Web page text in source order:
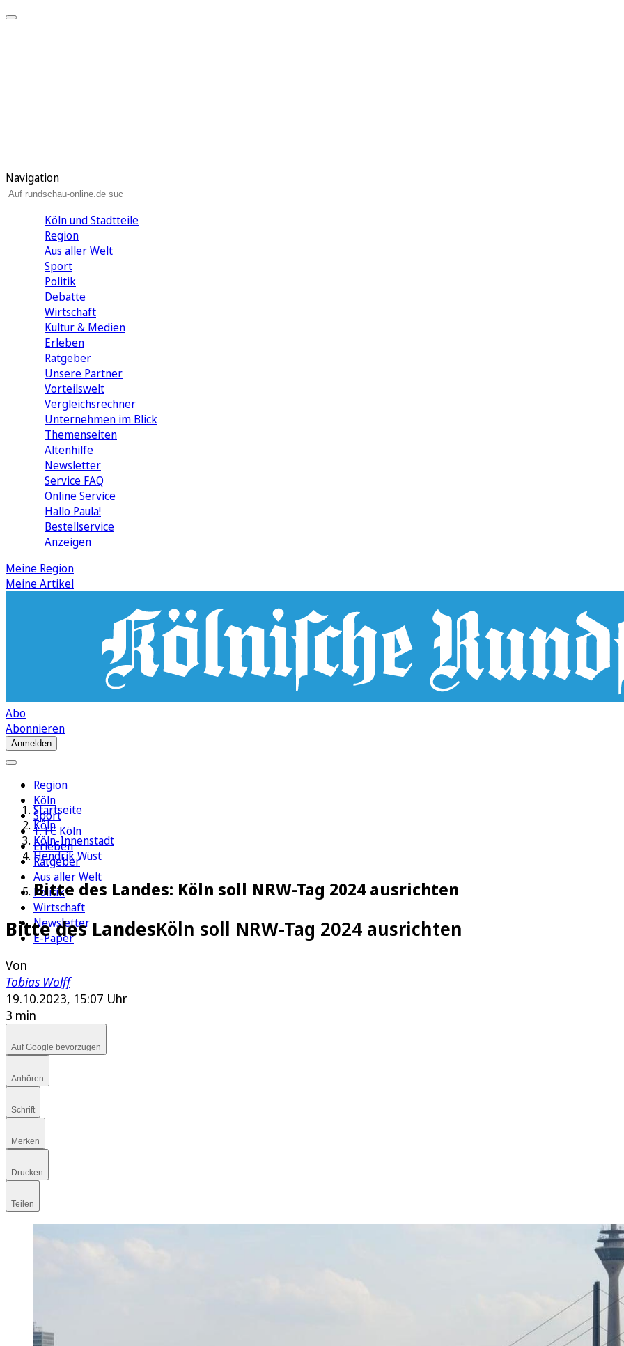
Navigation
Köln und Stadtteile
Region
Aus aller Welt
Sport
Politik
Debatte
Wirtschaft
Kultur & Medien
Erleben
Ratgeber
Unsere Partner
Vorteilswelt
Vergleichsrechner
Unternehmen im Blick
Themenseiten
Altenhilfe
Newsletter
Service FAQ
Online Service
Hallo Paula!
Bestellservice
Anzeigen
Meine Region
Meine Artikel
Abo
Abonnieren
Anmelden
Region
Köln
Sport
1. FC Köln
Erleben
Ratgeber
Aus aller Welt
Politik
Wirtschaft
Newsletter
E-Paper
Startseite
Köln
Köln-Innenstadt
Hendrik Wüst
Bitte des Landes: Köln soll NRW-Tag 2024 ausrichten
Bitte des LandesKöln soll NRW-Tag 2024 ausrichten
Von
Tobias Wolff
19.10.2023, 15:07 Uhr
3 min
Auf Google bevorzugen
Anhören
Schrift
Merken
Drucken
Teilen